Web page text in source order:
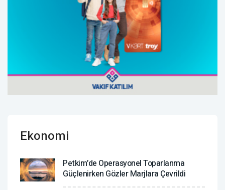
Ekonomi
Petkim’de Operasyonel Toparlanma
Güçlenirken Gözler Marjlara Çevrildi